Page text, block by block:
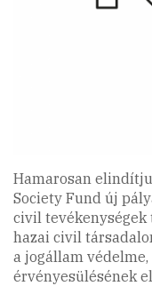
Hamarosan
Society Fund új
civil tevékenységek
hazai civil
a jogállam
érvényesülésének